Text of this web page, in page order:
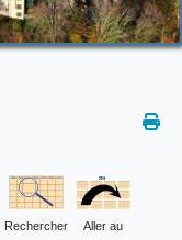
Rechercher Aller au